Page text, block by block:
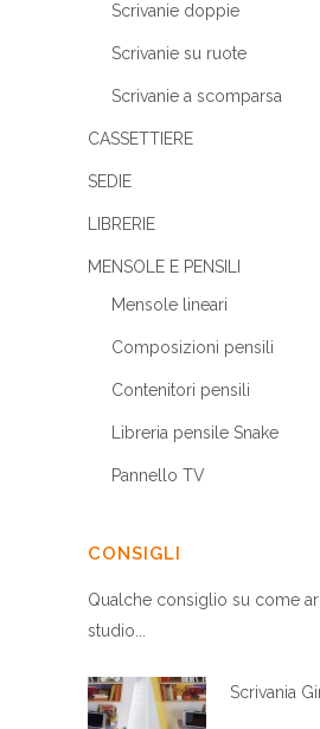
Scrivanie doppie
Scrivanie su ruote
Scrivanie a scomparsa
CASSETTIERE
SEDIE
LIBRERIE
MENSOLE E PENSILI
Mensole lineari
Composizioni pensili
Contenitori pensili
Libreria pensile Snake
Pannello TV
CONSIGLI
Qualche consiglio su come
studio...
Scrivania